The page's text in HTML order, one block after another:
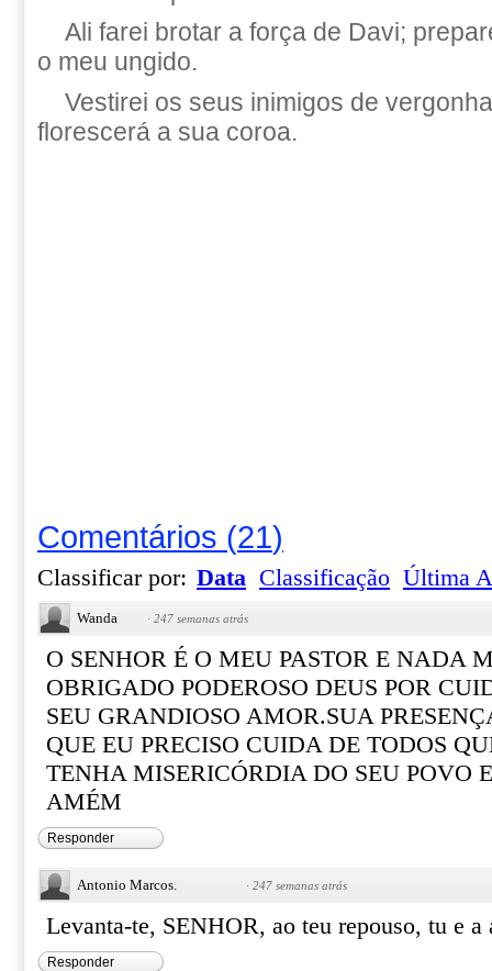
Ali farei brotar a força de Davi;
o meu ungido.
Vestirei os seus inimigos de
florescerá a sua coroa.
Comentários (21)
Classificar por: Data Classificação Última
Wanda · 247 semanas atrás
O SENHOR É O MEU PASTOR E NADA
OBRIGADO PODEROSO DEUS POR
SEU GRANDIOSO AMOR.SUA
QUE EU PRECISO CUIDA DE TODOS
TENHA MISERICÓRDIA DO SEU POVO
AMÉM
Responder
Antonio Marcos. · 247 semanas atrás
Levanta-te, SENHOR, ao teu repouso, tu e a
Responder